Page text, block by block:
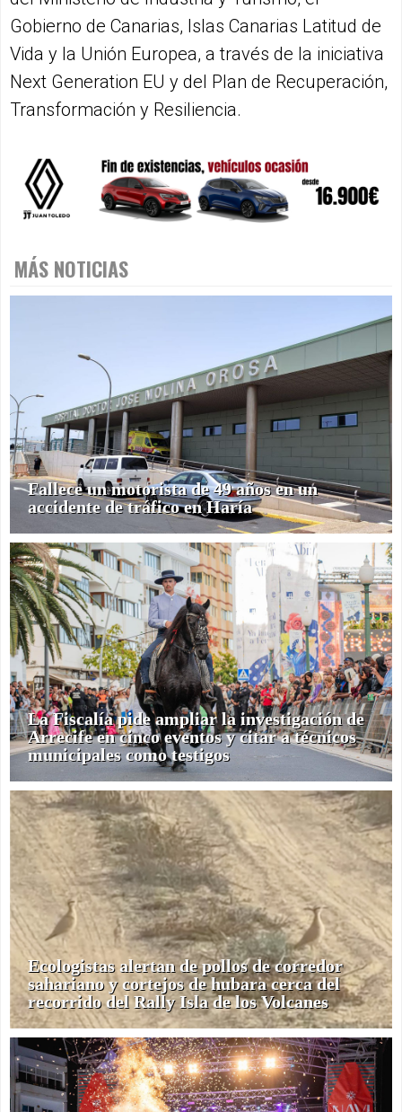
Gobierno de Canarias, Islas Canarias Latitud de
Vida y la Unión Europea, a través de la iniciativa
Next Generation EU y del Plan de Recuperación,
Transformación y Resiliencia.
MÁS NOTICIAS
Fallece un motorista de 49 años en un
accidente de tráfico en Haría
La Fiscalía pide ampliar la investigación de
Arrecife en cinco eventos y citar a técnicos
municipales como testigos
Ecologistas alertan de pollos de corredor
sahariano y cortejos de hubara cerca del
recorrido del Rally Isla de los Volcanes